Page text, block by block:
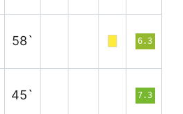
58` 6.3
45` 7.3